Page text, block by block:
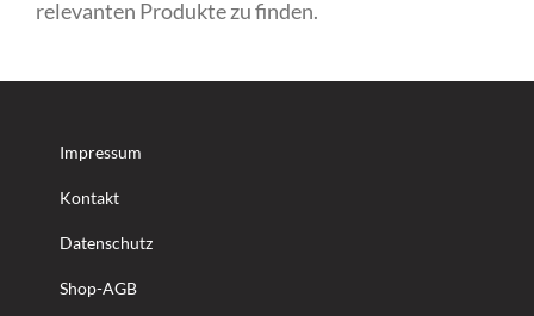
relevanten Produkte zu finden.
Impressum
Kontakt
Datenschutz
Shop-AGB